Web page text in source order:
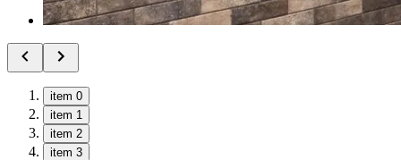
item 0
item 1
item 2
item 3